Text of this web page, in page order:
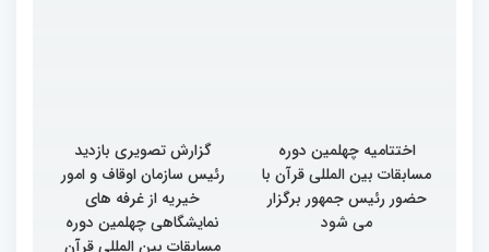
اختتامیه چهلمین دوره
مسابقات بین المللی قرآن با
حضور رئیس جمهور برگزار
می شود
گزارش تصویری بازدید
رئیس سازمان اوقاف و امور
خیریه از غرفه های
نمایشگاهی چهلمین دوره
مسابقات بین المللی قرآن